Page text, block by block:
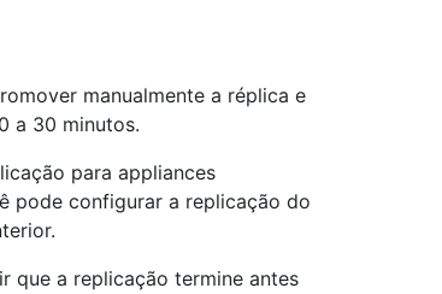
manualmente a réplica e
a 30 minutos.
para appliances
pode configurar a replicação do
que a replicação termine antes